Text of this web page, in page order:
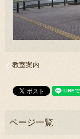
教室案内